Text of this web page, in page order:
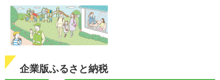
企業版ふるさと納税